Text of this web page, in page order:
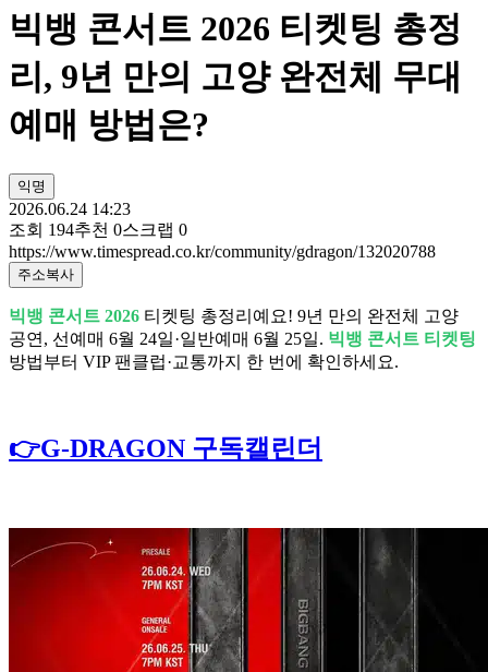
빅뱅 콘서트 2026 티켓팅 총정
리, 9년 만의 고양 완전체 무대
예매 방법은?
익명
2026.06.24 14:23
조회 194추천 0스크랩 0
https://www.timespread.co.kr/community/gdragon/132020788
주소복사
빅뱅 콘서트 2026 티켓팅 총정리예요! 9년 만의 완전체 고양
공연, 선예매 6월 24일·일반예매 6월 25일. 빅뱅 콘서트 티켓팅
방법부터 VIP 팬클럽·교통까지 한 번에 확인하세요.
👉G-DRAGON 구독캘린더